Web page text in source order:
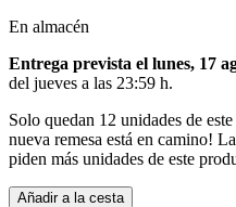
En almacén
Entrega prevista el lunes, 17
del jueves a las 23:59 h.
Solo quedan 12 unidades de
nueva remesa está en camino!
piden más unidades de este
Añadir a la cesta